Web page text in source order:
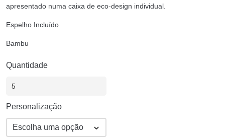
apresentado numa caixa de eco-design individual.
Espelho Incluído
Bambu
Quantidade
Personalização